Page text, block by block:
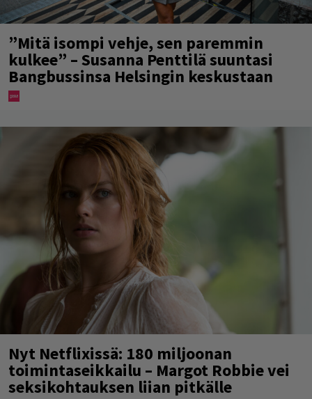
”Mitä isompi vehje, sen paremmin
kulkee” – Susanna Penttilä suuntasi
Bangbussinsa Helsingin keskustaan
Nyt Netflixissä: 180 miljoonan
toimintaseikkailu – Margot Robbie vei
seksikohtauksen liian pitkälle